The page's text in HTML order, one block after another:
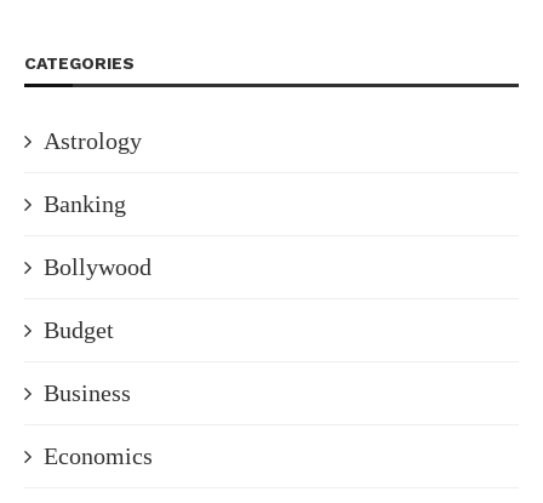
CATEGORIES
Astrology
Banking
Bollywood
Budget
Business
Economics